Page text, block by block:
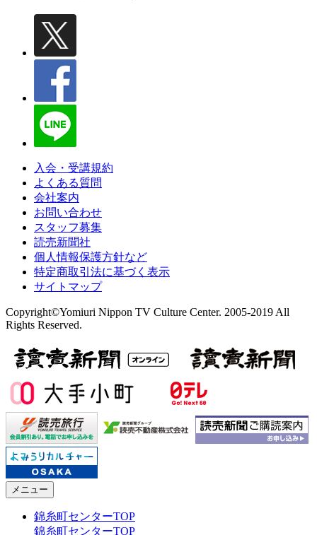
入会・受講規約
よくある質問
会社案内
お問い合わせ
スタッフ募集
読売新聞社
個人情報保護方針など
特定商取引法に基づく表示
サイトマップ
Copyright©Yomiuri Nippon TV Culture Center. 2005-2019 All
Rights Reserved.
メニュー
錦糸町センターTOP
錦糸町センターTOP